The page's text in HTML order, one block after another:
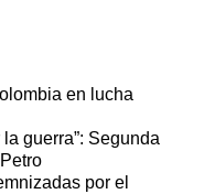
en lucha
guerra”: Segunda
por el